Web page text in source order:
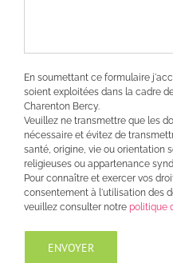
En soumettant ce formulaire
soient exploitées dans la cadre
Charenton Bercy.
Veuillez ne transmettre que les
nécessaire et évitez de
santé, origine, vie ou orientation
religieuses ou appartenance
Pour connaître et exercer vos
consentement à l'utilisation des
veuillez consulter notre politique